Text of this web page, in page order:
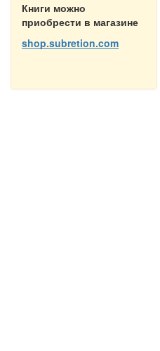
Книги можно
приобрести в магазине
shop.subretion.com